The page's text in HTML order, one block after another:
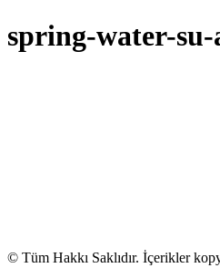
spring-water-
© Tüm Hakkı Saklıdır. İçerikler